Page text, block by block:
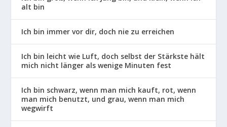
alt bin
Ich bin immer vor dir, doch nie zu erreichen
Ich bin leicht wie Luft, doch selbst der Stärkste hält
mich nicht länger als wenige Minuten fest
Ich bin schwarz, wenn man mich kauft, rot, wenn
man mich benutzt, und grau, wenn man mich
wegwirft